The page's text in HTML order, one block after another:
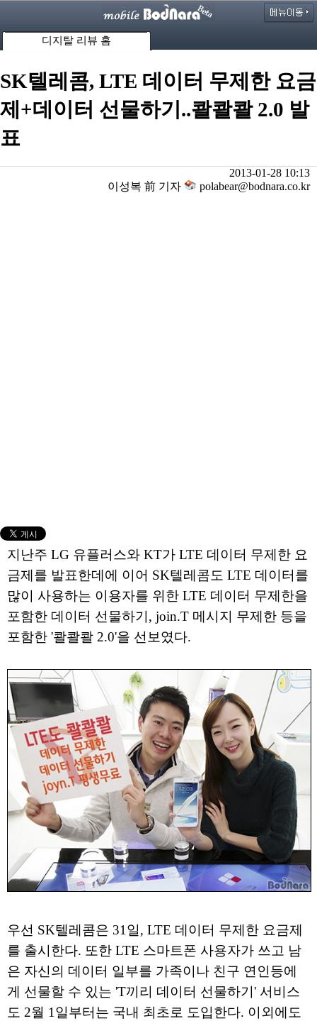
디지탈 리뷰 홈
SK텔레콤, LTE 데이터 무제한 요금
제+데이터 선물하기..콸콸콸 2.0 발
표
2013-01-28 10:13
이성복 前 기자
polabear@bodnara.co.kr
지난주 LG 유플러스와 KT가 LTE 데이터 무제한 요
금제를 발표한데에 이어 SK텔레콤도 LTE 데이터를
많이 사용하는 이용자를 위한 LTE 데이터 무제한을
포함한 데이터 선물하기, join.T 메시지 무제한 등을
포함한 '콸콸콸 2.0'을 선보였다.
우선 SK텔레콤은 31일, LTE 데이터 무제한 요금제
를 출시한다. 또한 LTE 스마트폰 사용자가 쓰고 남
은 자신의 데이터 일부를 가족이나 친구 연인등에
게 선물할 수 있는 'T끼리 데이터 선물하기' 서비스
도 2월 1일부터는 국내 최초로 도입한다. 이외에도